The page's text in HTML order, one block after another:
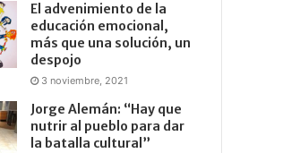
El advenimiento de la
educación emocional,
más que una solución, un
despojo
3 noviembre, 2021
Jorge Alemán: “Hay que
nutrir al pueblo para dar
la batalla cultural”